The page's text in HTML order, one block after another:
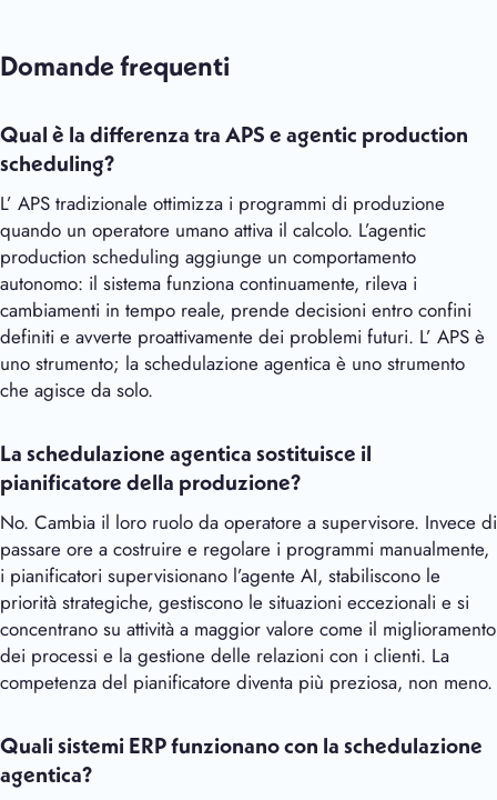
Domande frequenti
Qual è la differenza tra APS e agentic production
scheduling?
L’ APS tradizionale ottimizza i programmi di produzione
quando un operatore umano attiva il calcolo. L’agentic
production scheduling aggiunge un comportamento
autonomo: il sistema funziona continuamente, rileva i
cambiamenti in tempo reale, prende decisioni entro confini
definiti e avverte proattivamente dei problemi futuri. L’ APS è
uno strumento; la schedulazione agentica è uno strumento
che agisce da solo.
La schedulazione agentica sostituisce il
pianificatore della produzione?
No. Cambia il loro ruolo da operatore a supervisore. Invece di
passare ore a costruire e regolare i programmi manualmente,
i pianificatori supervisionano l’agente AI, stabiliscono le
priorità strategiche, gestiscono le situazioni eccezionali e si
concentrano su attività a maggior valore come il miglioramento
dei processi e la gestione delle relazioni con i clienti. La
competenza del pianificatore diventa più preziosa, non meno.
Quali sistemi ERP funzionano con la schedulazione
agentica?